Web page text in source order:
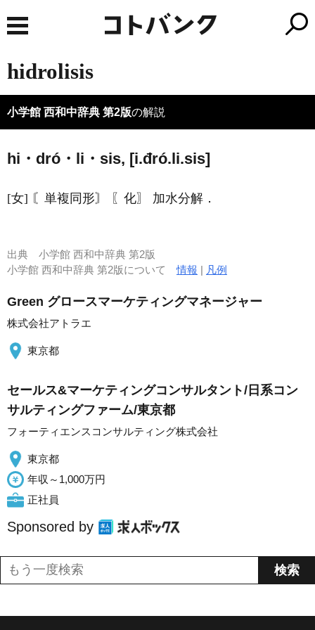
hidrolisis
小学館 西和中辞典 第2版の解説
hi・dró・li・sis, [i.đró.li.sis]
[女] 〘単複同形〙 〖化〗 加水分解．
出典 小学館 西和中辞典 第2版
小学館 西和中辞典 第2版について情報 | 凡例
Green グロースマーケティングマネージャー
株式会社アトラエ
東京都
セールス&マーケティングコンサルタント/日系コン
サルティングファーム/東京都
フォーティエンスコンサルティング株式会社
東京都
年収～1,000万円
正社員
Sponsored by